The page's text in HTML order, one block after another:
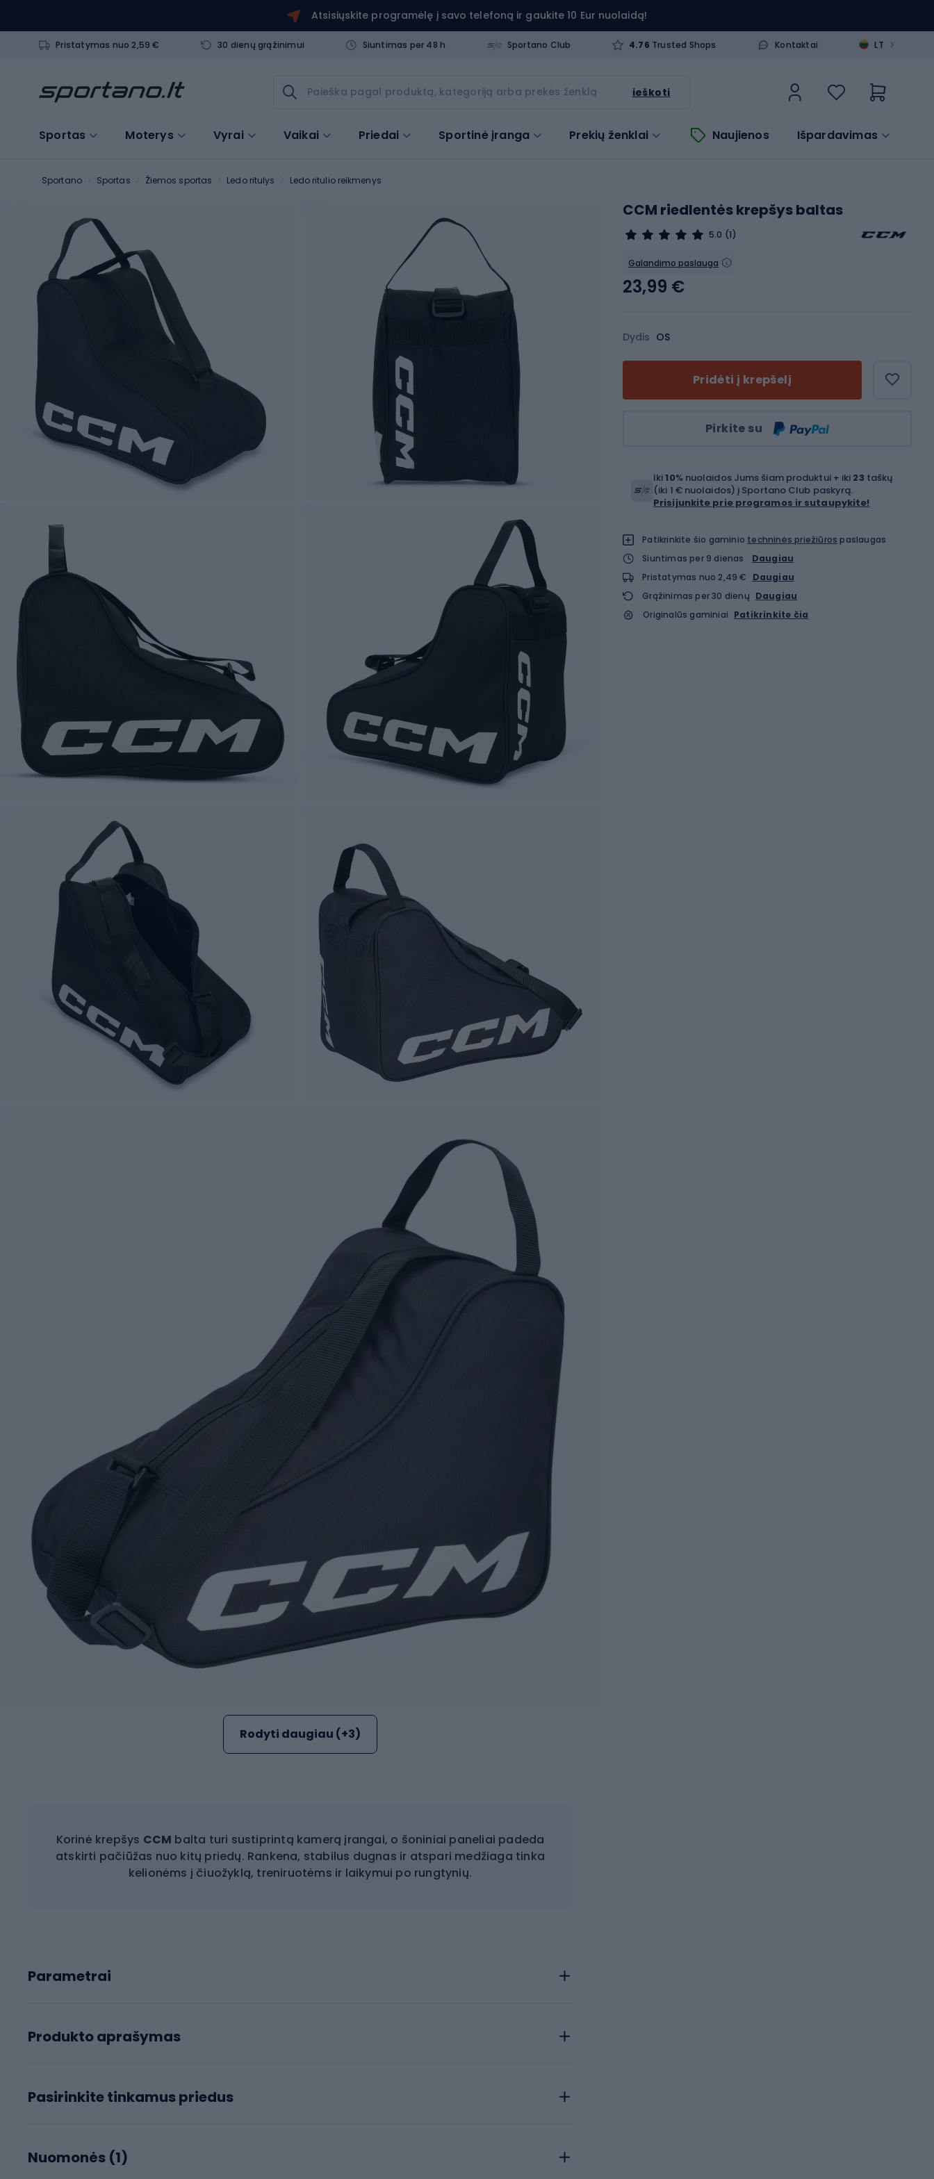
Atsisiųskite programėlę į savo telefoną ir gaukite 10 Eur nuolaidą!
Pristatymas nuo 2,59 € 30 dienų grąžinimui Siuntimas per 48 h Sportano Club 4.76 Trusted Shops Kontaktai LT >
ieškoti
Sportas Moterys Vyrai Vaikai Priedai Sportinė įranga Prekių ženklai Naujienos Išpardavimas
Sportano Sportas Žiemos sportas Ledo ritulys Ledo ritulio reikmenys
Rodyti daugiau (+3)
Korinė krepšys CCM balta turi sustiprintą kamerą įrangai, o šoniniai paneliai padeda
atskirti pačiūžas nuo kitų priedų. Rankena, stabilus dugnas ir atspari medžiaga tinka
kelionėms į čiuožyklą, treniruotėms ir laikymui po rungtynių.
Parametrai
Produkto aprašymas
Pasirinkite tinkamus priedus
Nuomonės (1)
CCM riedlentės krepšys baltas
5.0 (1)
Galandimo paslauga
Dydis OS
Pridėti į krepšelį
Pirkite su
23,99 €
Iki10% nuolaidos Jums šiam produktui + iki 23 taškų
(iki 1 € nuolaidos) į Sportano Club paskyrą.
Prisijunkite prie programos ir sutaupykite!
Patikrinkite šio gaminio techninės priežiūros paslaugas
Siuntimas per 9 dienas
Daugiau
Pristatymas nuo 2,49 €
Daugiau
Grąžinimas per 30 dienų Daugiau
Originalūs gaminiai Patikrinkite čia